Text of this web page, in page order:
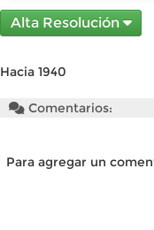
Alta Resolución
Hacia 1940
Comentarios:
Para agregar un